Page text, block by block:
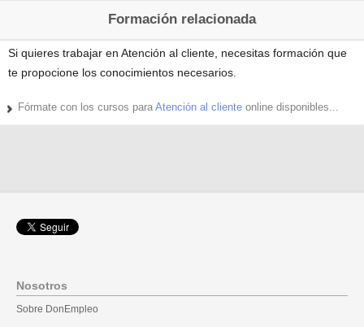
Formación relacionada
Si quieres trabajar en Atención al cliente, necesitas formación que
te propocione los conocimientos necesarios.
Fórmate con los cursos para Atención al clienteonline disponibles...
Nosotros
Sobre DonEmpleo